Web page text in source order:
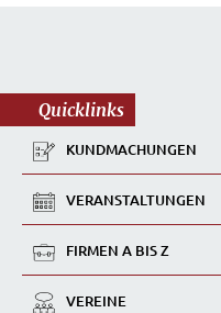
Quicklinks
KUNDMACHUNGEN
VERANSTALTUNGEN
FIRMEN A BIS Z
VEREINE